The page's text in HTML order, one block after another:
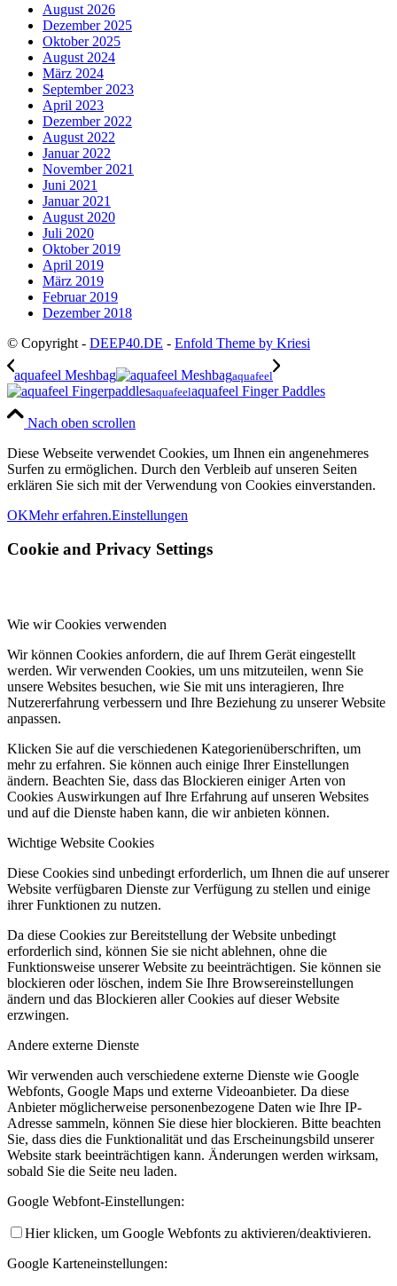
August 2026
Dezember 2025
Oktober 2025
August 2024
März 2024
September 2023
April 2023
Dezember 2022
August 2022
Januar 2022
November 2021
Juni 2021
Januar 2021
August 2020
Juli 2020
Oktober 2019
April 2019
März 2019
Februar 2019
Dezember 2018
© Copyright - DEEP40.DE - Enfold Theme by Kriesi
aquafeel Meshbag
aquafeel
aquafeelaquafeel Finger Paddles
Nach oben scrollen
Diese Webseite verwendet Cookies, um Ihnen ein angenehmeres
Surfen zu ermöglichen. Durch den Verbleib auf unseren Seiten
erklären Sie sich mit der Verwendung von Cookies einverstanden.
OKMehr erfahren.Einstellungen
Cookie and Privacy Settings
Wie wir Cookies verwenden
Wir können Cookies anfordern, die auf Ihrem Gerät eingestellt
werden. Wir verwenden Cookies, um uns mitzuteilen, wenn Sie
unsere Websites besuchen, wie Sie mit uns interagieren, Ihre
Nutzererfahrung verbessern und Ihre Beziehung zu unserer Website
anpassen.
Klicken Sie auf die verschiedenen Kategorienüberschriften, um
mehr zu erfahren. Sie können auch einige Ihrer Einstellungen
ändern. Beachten Sie, dass das Blockieren einiger Arten von
Cookies Auswirkungen auf Ihre Erfahrung auf unseren Websites
und auf die Dienste haben kann, die wir anbieten können.
Wichtige Website Cookies
Diese Cookies sind unbedingt erforderlich, um Ihnen die auf unserer
Website verfügbaren Dienste zur Verfügung zu stellen und einige
ihrer Funktionen zu nutzen.
Da diese Cookies zur Bereitstellung der Website unbedingt
erforderlich sind, können Sie sie nicht ablehnen, ohne die
Funktionsweise unserer Website zu beeinträchtigen. Sie können sie
blockieren oder löschen, indem Sie Ihre Browsereinstellungen
ändern und das Blockieren aller Cookies auf dieser Website
erzwingen.
Andere externe Dienste
Wir verwenden auch verschiedene externe Dienste wie Google
Webfonts, Google Maps und externe Videoanbieter. Da diese
Anbieter möglicherweise personenbezogene Daten wie Ihre IP-
Adresse sammeln, können Sie diese hier blockieren. Bitte beachten
Sie, dass dies die Funktionalität und das Erscheinungsbild unserer
Website stark beeinträchtigen kann. Änderungen werden wirksam,
sobald Sie die Seite neu laden.
Google Webfont-Einstellungen:
Hier klicken, um Google Webfonts zu aktivieren/deaktivieren.
Google Karteneinstellungen: